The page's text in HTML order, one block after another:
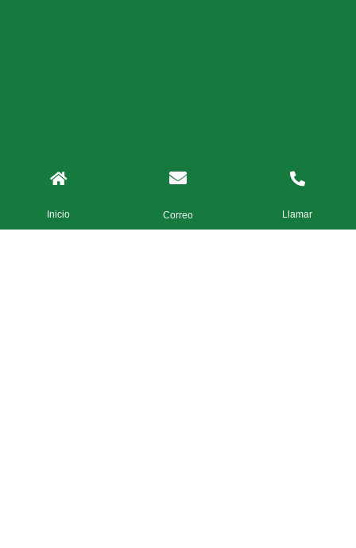
Inicio Correo Llamar